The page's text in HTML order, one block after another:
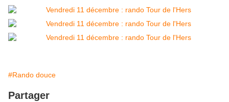
#Rando douce
Partager